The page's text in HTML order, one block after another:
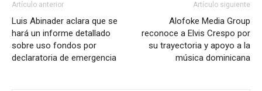
Artículo anterior
Luis Abinader aclara que se
hará un informe detallado
sobre uso fondos por
declaratoria de emergencia
Artículo siguiente
Alofoke Media Group
reconoce a Elvis Crespo por
su trayectoria y apoyo a la
música dominicana